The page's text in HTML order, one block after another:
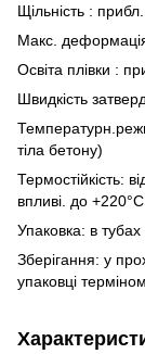
Щільність :
Макс.
Освіта плівки :
Швидкість
тіла бетону)
Термостійкість:
впливі. до +220°C
Упаковка: в
Зберігання: у
упаковці